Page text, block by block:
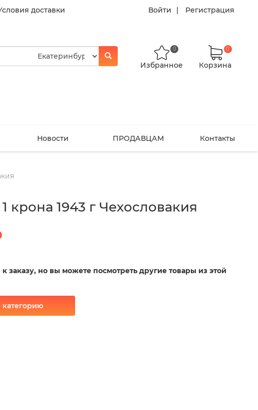
доставки Войти Регистрация
Избранное
0
Корзина
0
Новости ПРОДАВЦАМ Контакты
крона 1943 г Чехословакия
заказу, но вы можете посмотреть другие товары из этой